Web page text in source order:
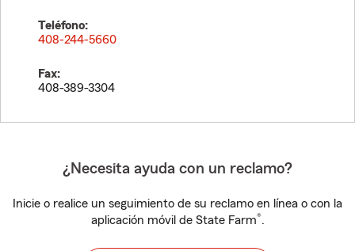
Teléfono:
408-244-5660
Fax:
408-389-3304
¿Necesita ayuda con un reclamo?
Inicie o realice un seguimiento de su reclamo en línea o con la
aplicación móvil de State Farm®.